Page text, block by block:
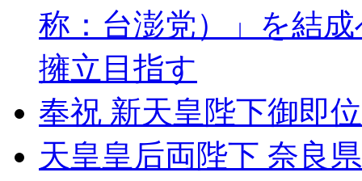
称：台澎党）」を結
擁立目指す
奉祝 新天皇陛下御即位
天皇皇后両陛下 奈良